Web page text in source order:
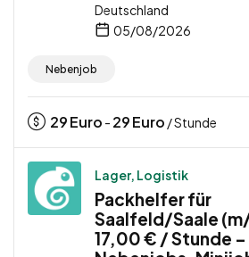
Deutschland
05/08/2026
Nebenjob
29Euro - 29Euro / Stunde
Lager, Logistik
Packhelfer für
Saalfeld/Saale
17,00 € / Stunde –